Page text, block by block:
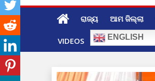
ରାଜ୍ୟ ଆମ ଜିଲ୍ଲା
VIDEOS ENGLISH